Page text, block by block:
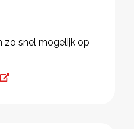
zo snel mogelijk op